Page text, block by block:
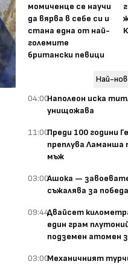
момиченце се научи
да вярва в себе си и
стана една от най-
големите
британски певици
Най-
04:00Наполеон иска
унищожава
11:00Преди 100 години
преплува Ламанша
мъж
03:00Ашока —
съжалява за
09:44Двайсет
един грам
подземен атомен
03:00Механичният